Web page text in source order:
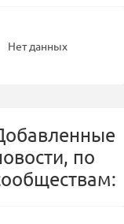
Нет данных
по